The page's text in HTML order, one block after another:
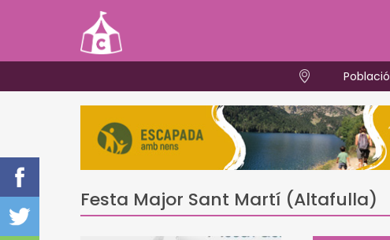
Població
Festa Major Sant Martí (Altafulla)